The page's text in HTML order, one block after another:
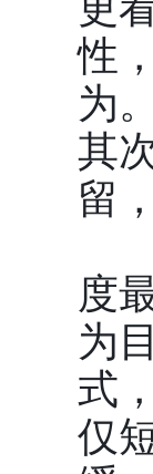
性
为
其
留
度
为
式
仅